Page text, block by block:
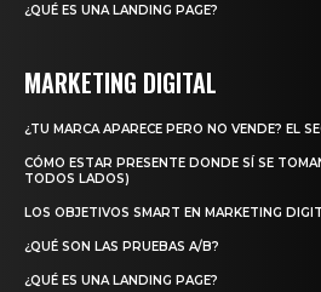
¿QUÉ ES UNA LANDING PAGE?
MARKETING DIGITAL
¿TU MARCA APARECE PERO NO VENDE? EL
CÓMO ESTAR PRESENTE DONDE SÍ SE
TODOS LADOS)
LOS OBJETIVOS SMART EN MARKETING
¿QUÉ SON LAS PRUEBAS A/B?
¿QUÉ ES UNA LANDING PAGE?